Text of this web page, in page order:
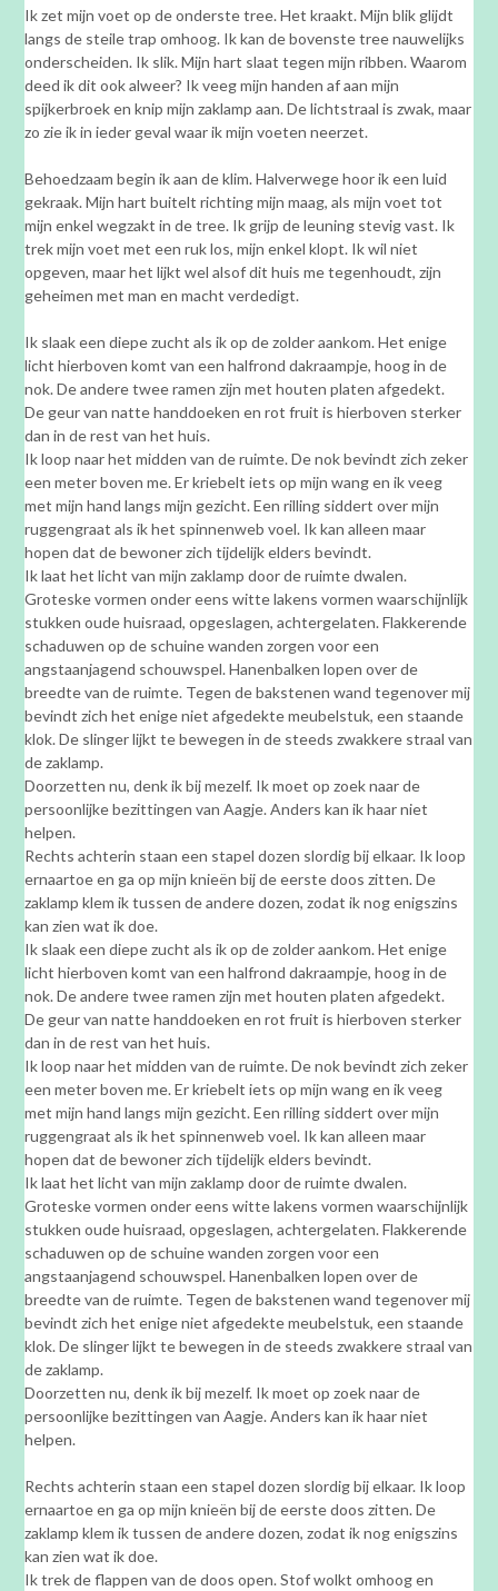
Ik zet mijn voet op de onderste tree. Het kraakt. Mijn blik glijdt
langs de steile trap omhoog. Ik kan de bovenste tree nauwelijks
onderscheiden. Ik slik. Mijn hart slaat tegen mijn ribben. Waarom
deed ik dit ook alweer? Ik veeg mijn handen af aan mijn
spijkerbroek en knip mijn zaklamp aan. De lichtstraal is zwak, maar
zo zie ik in ieder geval waar ik mijn voeten neerzet.
Behoedzaam begin ik aan de klim. Halverwege hoor ik een luid
gekraak. Mijn hart buitelt richting mijn maag, als mijn voet tot
mijn enkel wegzakt in de tree. Ik grijp de leuning stevig vast. Ik
trek mijn voet met een ruk los, mijn enkel klopt. Ik wil niet
opgeven, maar het lijkt wel alsof dit huis me tegenhoudt, zijn
geheimen met man en macht verdedigt.
Ik slaak een diepe zucht als ik op de zolder aankom. Het enige
licht hierboven komt van een halfrond dakraampje, hoog in de
nok. De andere twee ramen zijn met houten platen afgedekt.
De geur van natte handdoeken en rot fruit is hierboven sterker
dan in de rest van het huis.
Ik loop naar het midden van de ruimte. De nok bevindt zich zeker
een meter boven me. Er kriebelt iets op mijn wang en ik veeg
met mijn hand langs mijn gezicht. Een rilling siddert over mijn
ruggengraat als ik het spinnenweb voel. Ik kan alleen maar
hopen dat de bewoner zich tijdelijk elders bevindt.
Ik laat het licht van mijn zaklamp door de ruimte dwalen.
Groteske vormen onder eens witte lakens vormen waarschijnlijk
stukken oude huisraad, opgeslagen, achtergelaten. Flakkerende
schaduwen op de schuine wanden zorgen voor een
angstaanjagend schouwspel. Hanenbalken lopen over de
breedte van de ruimte. Tegen de bakstenen wand tegenover mij
bevindt zich het enige niet afgedekte meubelstuk, een staande
klok. De slinger lijkt te bewegen in de steeds zwakkere straal van
de zaklamp.
Doorzetten nu, denk ik bij mezelf. Ik moet op zoek naar de
persoonlijke bezittingen van Aagje. Anders kan ik haar niet
helpen.
Rechts achterin staan een stapel dozen slordig bij elkaar. Ik loop
ernaartoe en ga op mijn knieën bij de eerste doos zitten. De
zaklamp klem ik tussen de andere dozen, zodat ik nog enigszins
kan zien wat ik doe.
Ik slaak een diepe zucht als ik op de zolder aankom. Het enige
licht hierboven komt van een halfrond dakraampje, hoog in de
nok. De andere twee ramen zijn met houten platen afgedekt.
De geur van natte handdoeken en rot fruit is hierboven sterker
dan in de rest van het huis.
Ik loop naar het midden van de ruimte. De nok bevindt zich zeker
een meter boven me. Er kriebelt iets op mijn wang en ik veeg
met mijn hand langs mijn gezicht. Een rilling siddert over mijn
ruggengraat als ik het spinnenweb voel. Ik kan alleen maar
hopen dat de bewoner zich tijdelijk elders bevindt.
Ik laat het licht van mijn zaklamp door de ruimte dwalen.
Groteske vormen onder eens witte lakens vormen waarschijnlijk
stukken oude huisraad, opgeslagen, achtergelaten. Flakkerende
schaduwen op de schuine wanden zorgen voor een
angstaanjagend schouwspel. Hanenbalken lopen over de
breedte van de ruimte. Tegen de bakstenen wand tegenover mij
bevindt zich het enige niet afgedekte meubelstuk, een staande
klok. De slinger lijkt te bewegen in de steeds zwakkere straal van
de zaklamp.
Doorzetten nu, denk ik bij mezelf. Ik moet op zoek naar de
persoonlijke bezittingen van Aagje. Anders kan ik haar niet
helpen.
Rechts achterin staan een stapel dozen slordig bij elkaar. Ik loop
ernaartoe en ga op mijn knieën bij de eerste doos zitten. De
zaklamp klem ik tussen de andere dozen, zodat ik nog enigszins
kan zien wat ik doe.
Ik trek de flappen van de doos open. Stof wolkt omhoog en